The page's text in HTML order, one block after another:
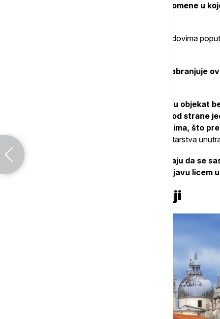
u Italiji su postali simbol nepoželjne promene u
U znak protesta, aktivisti u popularnim gradovima
zabranjuje
"Automatizovano upravljanje i ulazak u objekat
"biti okupiran od strane
nepoznati nadležnim policijskim organima, što
, navodi se u saopštenju ministarstva
Vlasnici smeštajnih jedinica sada moraju da se
identifikacione dokumente i obavili prijavu licem
Skuplja poseta Veneciji